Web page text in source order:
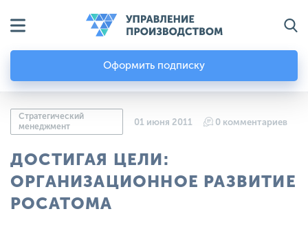
Оформить подписку
Стратегический
менеджмент
01 июня 2011 0 комментариев
ДОСТИГАЯ ЦЕЛИ:
ОРГАНИЗАЦИОННОЕ РАЗВИТИЕ
РОСАТОМА